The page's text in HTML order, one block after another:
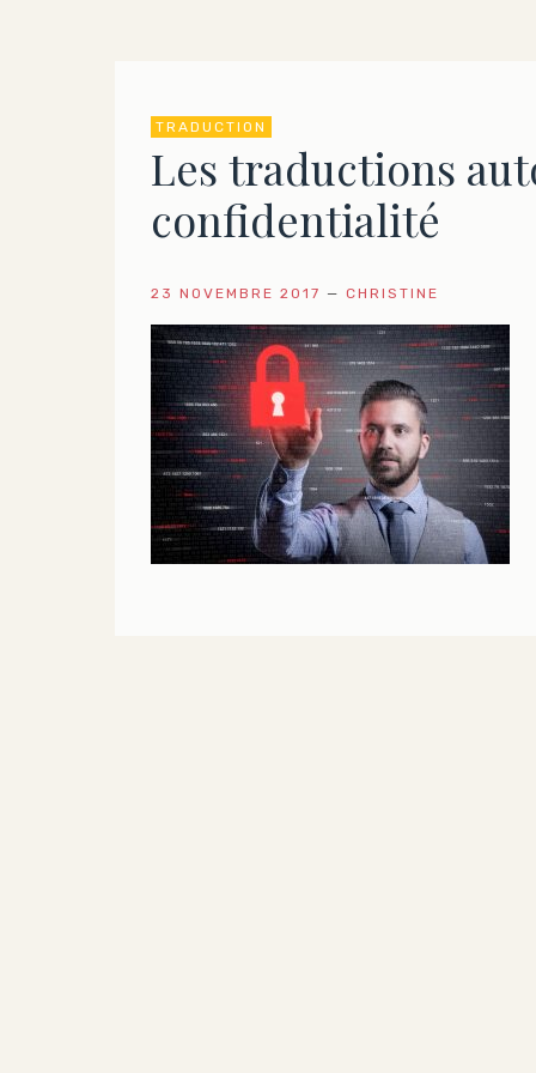
TRADUCTION
Les traductions
confidentialité
23 NOVEMBRE 2017 — CHRISTINE